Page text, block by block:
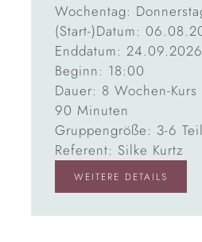
Wochentag:
(Start-)Datum:
Enddatum: 24.09.2026
Beginn: 18:00
Dauer: 8 Wochen-
90 Minuten
Gruppengröße: 3-6
Referent: Silke Kurtz
WEITERE DETAILS